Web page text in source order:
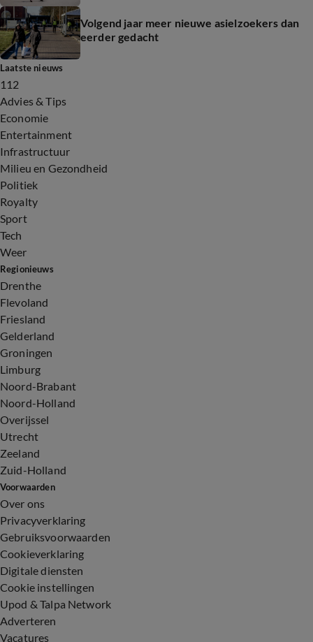
Volgend jaar meer nieuwe asielzoekers dan
eerder gedacht
Laatste nieuws
112
Advies & Tips
Economie
Entertainment
Infrastructuur
Milieu en Gezondheid
Politiek
Royalty
Sport
Tech
Weer
Regionieuws
Drenthe
Flevoland
Friesland
Gelderland
Groningen
Limburg
Noord-Brabant
Noord-Holland
Overijssel
Utrecht
Zeeland
Zuid-Holland
Voorwaarden
Over ons
Privacyverklaring
Gebruiksvoorwaarden
Cookieverklaring
Digitale diensten
Cookie instellingen
Upod & Talpa Network
Adverteren
Vacatures